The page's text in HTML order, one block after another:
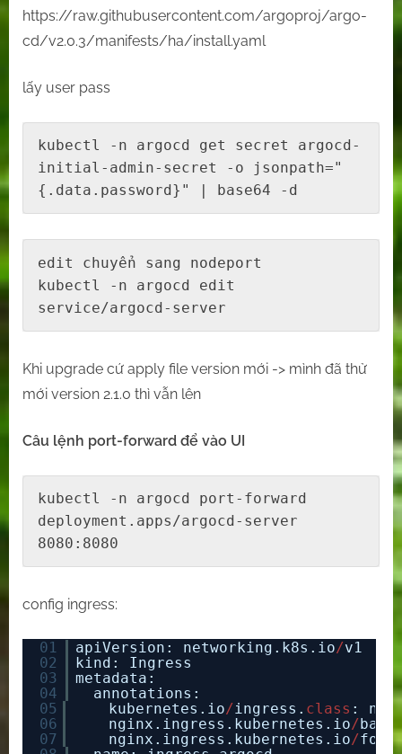
https://raw.githubusercontent.com/argoproj/argo-
cd/v2.0.3/manifests/ha/install.yaml
lấy user pass
kubectl -n argocd get secret argocd-
initial-admin-secret -o jsonpath="
{.data.password}" | base64 -d
edit chuyển sang nodeport
kubectl -n argocd edit
service/argocd-server
Khi upgrade cứ apply file version mới -> mình đã thử
mới version 2.1.0 thì vẫn lên
Câu lệnh port-forward để vào UI
kubectl -n argocd port-forward
deployment.apps/argocd-server
8080:8080
config ingress:
01 apiVersion: networking.k8s.io/v1
02
kind: Ingress
03
metadata:
04
annotations:
05
kubernetes.io/ingress. class :
06
nginx.ingress.kubernetes.io/
07
nginx.ingress.kubernetes.io/